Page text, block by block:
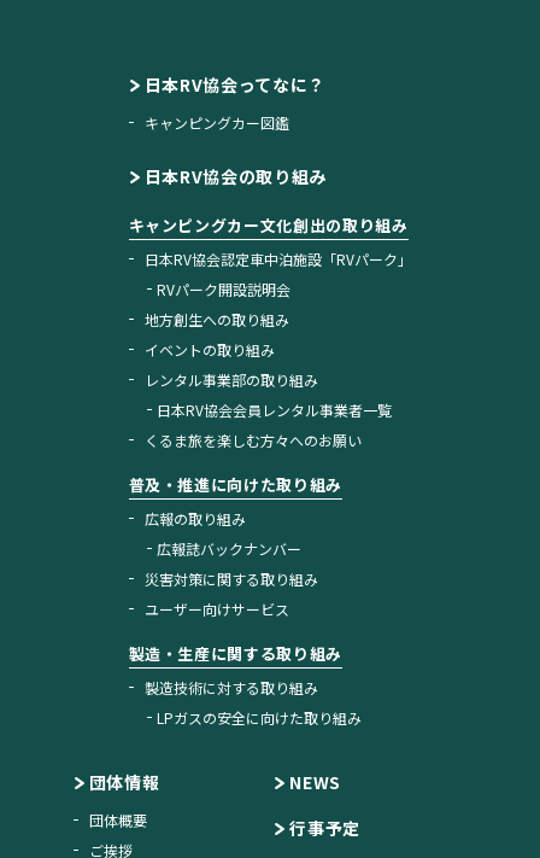
団体情報
団体概要
ご挨拶
日本RV協会ってなに？
キャンピングカー図鑑
日本RV協会の取り組み
キャンピングカー文化創出の取り組み
日本RV協会認定車中泊施設「RVパーク」
RVパーク開設説明会
地方創生への取り組み
イベントの取り組み
レンタル事業部の取り組み
日本RV協会会員レンタル事業者一覧
くるま旅を楽しむ方々へのお願い
普及・推進に向けた取り組み
広報の取り組み
広報誌バックナンバー
災害対策に関する取り組み
ユーザー向けサービス
製造・生産に関する取り組み
製造技術に対する取り組み
LPガスの安全に向けた取り組み
NEWS
行事予定